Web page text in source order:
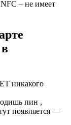
– не имеет
никакого
пин ,
появляется —